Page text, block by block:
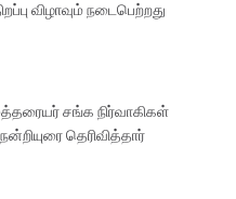
விழாவும் நடைபெற்றது
சங்க நிர்வாகிகள்
தெரிவித்தார்